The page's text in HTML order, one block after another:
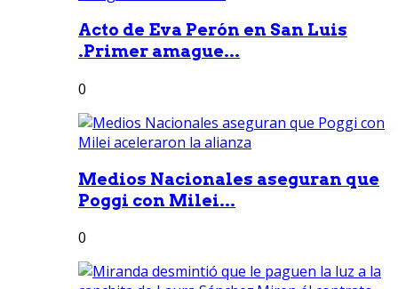
Acto de Eva Perón en San Luis
.Primer amague...
0
Medios Nacionales aseguran que
Poggi con Milei...
0